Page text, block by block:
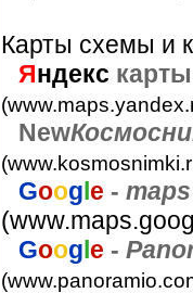
Карты схемы и
Яндекс
New
Google - maps
Google -